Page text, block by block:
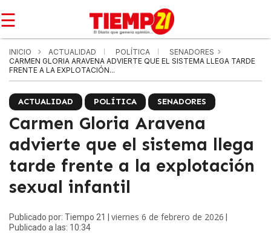
☰
INICIO ACTUALIDAD POLÍTICA
SENADORES
CARMEN GLORIA ARAVENA ADVIERTE QUE EL SISTEMA LLEGA TARDE
FRENTE A LA EXPLOTACIÓN...
ACTUALIDAD POLÍTICA SENADORES
Carmen Gloria Aravena
advierte que el sistema llega
tarde frente a la explotación
sexual infantil
Publicado por: Tiempo 21 | viernes 6 de febrero de 2026
Publicado a las: 10:34